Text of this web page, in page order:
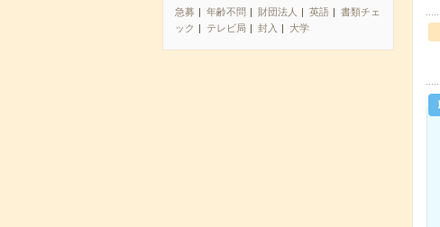
急募 年齢不問 財団法人 英語
書類チェ
ック
テレビ局 封入 大学